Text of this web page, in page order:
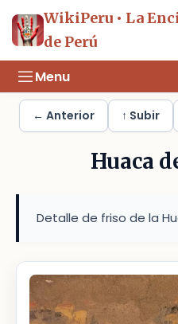
WikiPeru • La
de Perú
Menu
← Anterior ↑ Subir
Huaca
Detalle de friso de la